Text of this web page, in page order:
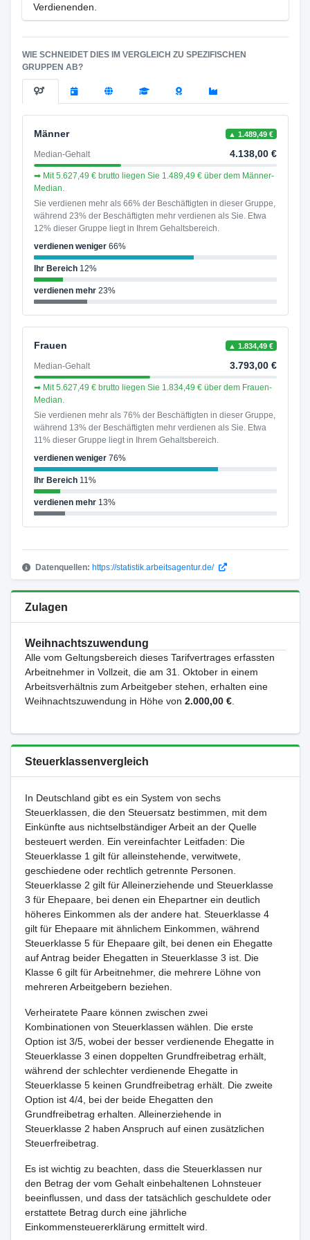
Verdienenden.
WIE SCHNEIDET DIES IM VERGLEICH ZU SPEZIFISCHEN
GRUPPEN AB?
Männer ▲ 1.489,49 €
Median-Gehalt 4.138,00 €
➡ Mit 5.627,49 € brutto liegen Sie 1.489,49 € über dem Männer-
Median.
Sie verdienen mehr als 66% der Beschäftigten in dieser Gruppe,
während 23% der Beschäftigten mehr verdienen als Sie. Etwa
12% dieser Gruppe liegt in Ihrem Gehaltsbereich.
verdienen weniger66%
Ihr Bereich12%
verdienen mehr23%
Frauen ▲ 1.834,49 €
Median-Gehalt 3.793,00 €
➡ Mit 5.627,49 € brutto liegen Sie 1.834,49 € über dem Frauen-
Median.
Sie verdienen mehr als 76% der Beschäftigten in dieser Gruppe,
während 13% der Beschäftigten mehr verdienen als Sie. Etwa
11% dieser Gruppe liegt in Ihrem Gehaltsbereich.
verdienen weniger76%
Ihr Bereich11%
verdienen mehr13%
Datenquellen: https://statistik.arbeitsagentur.de/
Zulagen
Weihnachtszuwendung
Alle vom Geltungsbereich dieses Tarifvertrages erfassten
Arbeitnehmer in Vollzeit, die am 31. Oktober in einem
Arbeitsverhältnis zum Arbeitgeber stehen, erhalten eine
Weihnachtszuwendung in Höhe von 2.000,00 €.
Steuerklassenvergleich
In Deutschland gibt es ein System von sechs
Steuerklassen, die den Steuersatz bestimmen, mit dem
Einkünfte aus nichtselbständiger Arbeit an der Quelle
besteuert werden. Ein vereinfachter Leitfaden: Die
Steuerklasse 1 gilt für alleinstehende, verwitwete,
geschiedene oder rechtlich getrennte Personen.
Steuerklasse 2 gilt für Alleinerziehende und Steuerklasse
3 für Ehepaare, bei denen ein Ehepartner ein deutlich
höheres Einkommen als der andere hat. Steuerklasse 4
gilt für Ehepaare mit ähnlichem Einkommen, während
Steuerklasse 5 für Ehepaare gilt, bei denen ein Ehegatte
auf Antrag beider Ehegatten in Steuerklasse 3 ist. Die
Klasse 6 gilt für Arbeitnehmer, die mehrere Löhne von
mehreren Arbeitgebern beziehen.
Verheiratete Paare können zwischen zwei
Kombinationen von Steuerklassen wählen. Die erste
Option ist 3/5, wobei der besser verdienende Ehegatte in
Steuerklasse 3 einen doppelten Grundfreibetrag erhält,
während der schlechter verdienende Ehegatte in
Steuerklasse 5 keinen Grundfreibetrag erhält. Die zweite
Option ist 4/4, bei der beide Ehegatten den
Grundfreibetrag erhalten. Alleinerziehende in
Steuerklasse 2 haben Anspruch auf einen zusätzlichen
Steuerfreibetrag.
Es ist wichtig zu beachten, dass die Steuerklassen nur
den Betrag der vom Gehalt einbehaltenen Lohnsteuer
beeinflussen, und dass der tatsächlich geschuldete oder
erstattete Betrag durch eine jährliche
Einkommensteuererklärung ermittelt wird.